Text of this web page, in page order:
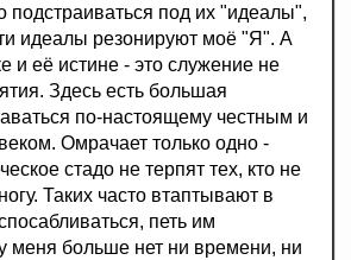
подстраиваться под их "идеалы",
идеалы резонируют моё "Я". А
и её истине - это служение не
Здесь есть большая
по-настоящему честным и
Омрачает только одно -
стадо не терпят тех, кто не
Таких часто втаптывают в
петь им
больше нет ни времени, ни